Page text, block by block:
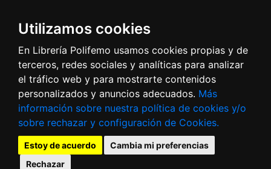
Utilizamos cookies
En Librería Polifemo usamos cookies propias y de
terceros, redes sociales y analíticas para analizar
el tráfico web y para mostrarte contenidos
personalizados y anuncios adecuados. Más
información sobre nuestra política de cookies y/o
sobre rechazar y configuración de Cookies.
Estoy de acuerdo
Cambia mi preferencias
Rechazar